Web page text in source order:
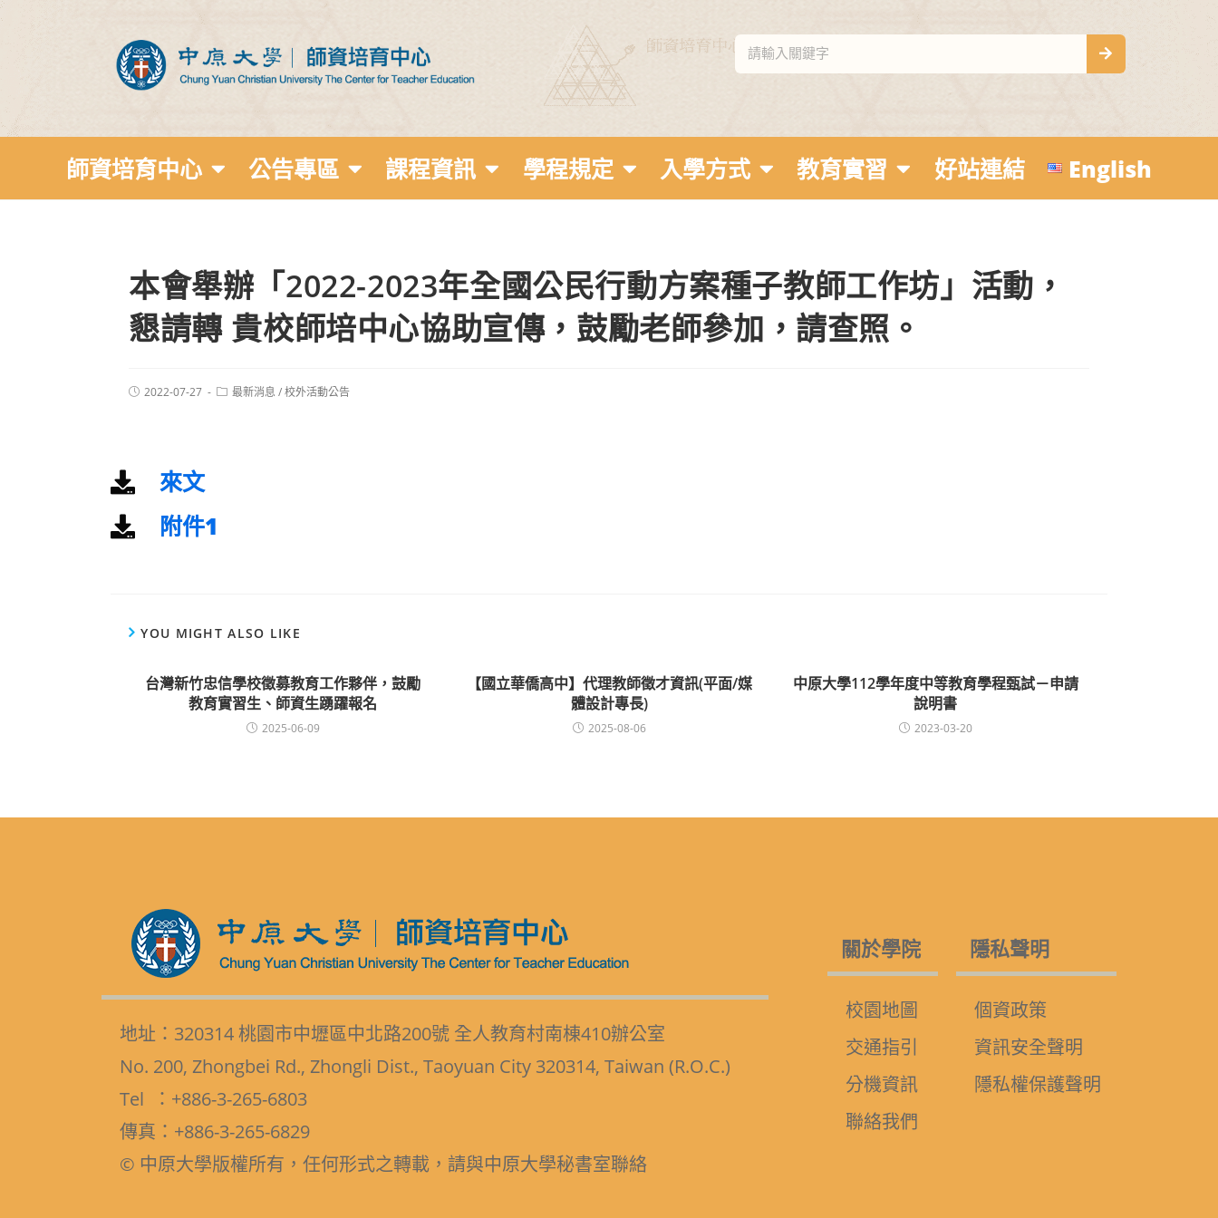
師資培育中心 公告專區 課程資訊 學程規定 入學方式 教育實習 好站連結 English
本會舉辦「2022-2023年全國公民行動方案種子教師工作坊」活動，
懇請轉 貴校師培中心協助宣傳，鼓勵老師參加，請查照。
2022-07-27 最新消息 /校外活動公告
來文
附件1
YOU MIGHT ALSO LIKE
台灣新竹忠信學校徵募教育工作夥伴，鼓勵
教育實習生、師資生踴躍報名
2025-06-09
【國立華僑高中】代理教師徵才資訊(平面/媒
體設計專長)
2025-08-06
中原大學112學年度中等教育學程甄試－申請
說明書
2023-03-20
地址：320314 桃園市中壢區中北路200號 全人教育村南棟410辦公室
No. 200, Zhongbei Rd., Zhongli Dist., Taoyuan City 320314, Taiwan (R.O.C.)
Tel ：+886-3-265-6803
傳真：+886-3-265-6829
© 中原大學版權所有，任何形式之轉載，請與中原大學秘書室聯絡
關於學院
校園地圖
交通指引
分機資訊
聯絡我們
隱私聲明
個資政策
資訊安全聲明
隱私權保護聲明